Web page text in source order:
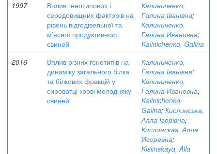
1997
Вплив генотипових і
середовищних факторів на
рівень відгодівельної та
м’ясної продуктивності
свиней
Калиниченко,
Галина Іванівна;
Калиниченко,
Галина Ивановна;
Kalinichenko, Galina
2016
Вплив різних генотипів на
динаміку загального білка
та білкових фракцій у
сироватці крові молодняку
свиней
Калиниченко,
Галина Іванівна;
Калиниченко,
Галина Ивановна;
Kalinichenko,
Galina; Кислинська,
Алла Ігорівна;
Кислинская, Алла
Игоревна;
Kislinskaya, Alla